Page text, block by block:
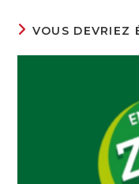
VOUS DEVRIEZ